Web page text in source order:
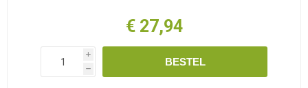
€ 27,94
i
h
BESTEL